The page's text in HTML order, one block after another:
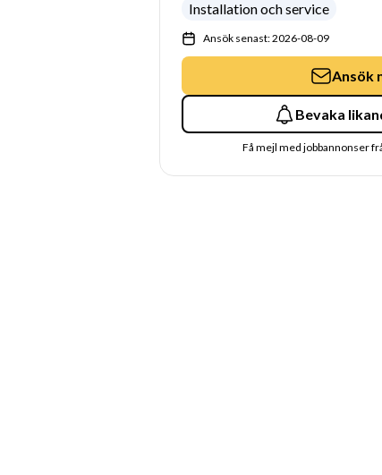
Installation och service
Ansök senast: 2026-08-09
Ansök
Bevaka
Få mejl med jobbannonser